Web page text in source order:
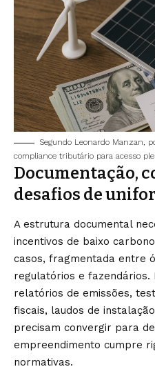
Segundo Leonardo Manzan,
compliance tributário para acesso
Documentação,
desafios de
A estrutura documental
incentivos de baixo
casos, fragmentada entre
regulatórios e
relatórios de emissões,
fiscais, laudos de
precisam convergir para
empreendimento cumpre
normativas.